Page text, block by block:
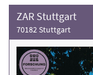
ZAR Stuttgart
70182 Stuttgart